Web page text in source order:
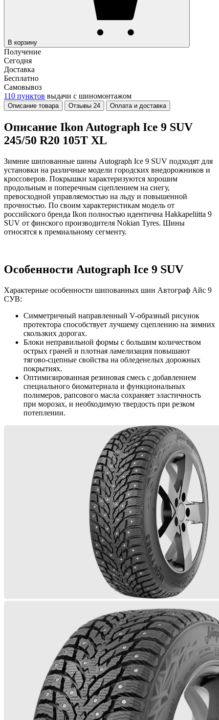
В корзину
Получение
Сегодня
Доставка
Бесплатно
Самовывоз
110 пунктов выдачи с шиномонтажом
Описание товара Отзывы 24 Оплата и доставка
Описание Ikon Autograph Ice 9 SUV
245/50 R20 105T XL
Зимние шипованные шины Autograph Ice 9 SUV подходят для
установки на различные модели городских внедорожников и
кроссоверов. Покрышки характеризуются хорошим
продольным и поперечным сцеплением на снегу,
превосходной управляемостью на льду и повышенной
прочностью. По своим характеристикам модель от
российского бренда Ikon полностью идентична Hakkapeliitta 9
SUV от финского производителя Nokian Tyres. Шины
относятся к премиальному сегменту.
Особенности Autograph Ice 9 SUV
Характерные особенности шипованных шин Автограф Айс 9
СУВ:
Симметричный направленный V-образный рисунок
протектора способствует лучшему сцеплению на зимних
скользких дорогах.
Блоки неправильной формы с большим количеством
острых граней и плотная ламелизация повышают
тягово-сцепные свойства на обледенелых дорожных
покрытиях.
Оптимизированная резиновая смесь с добавлением
специального биоматериала и функциональных
полимеров, рапсового масла сохраняет эластичность
при морозах, и необходимую твердость при резком
потеплении.